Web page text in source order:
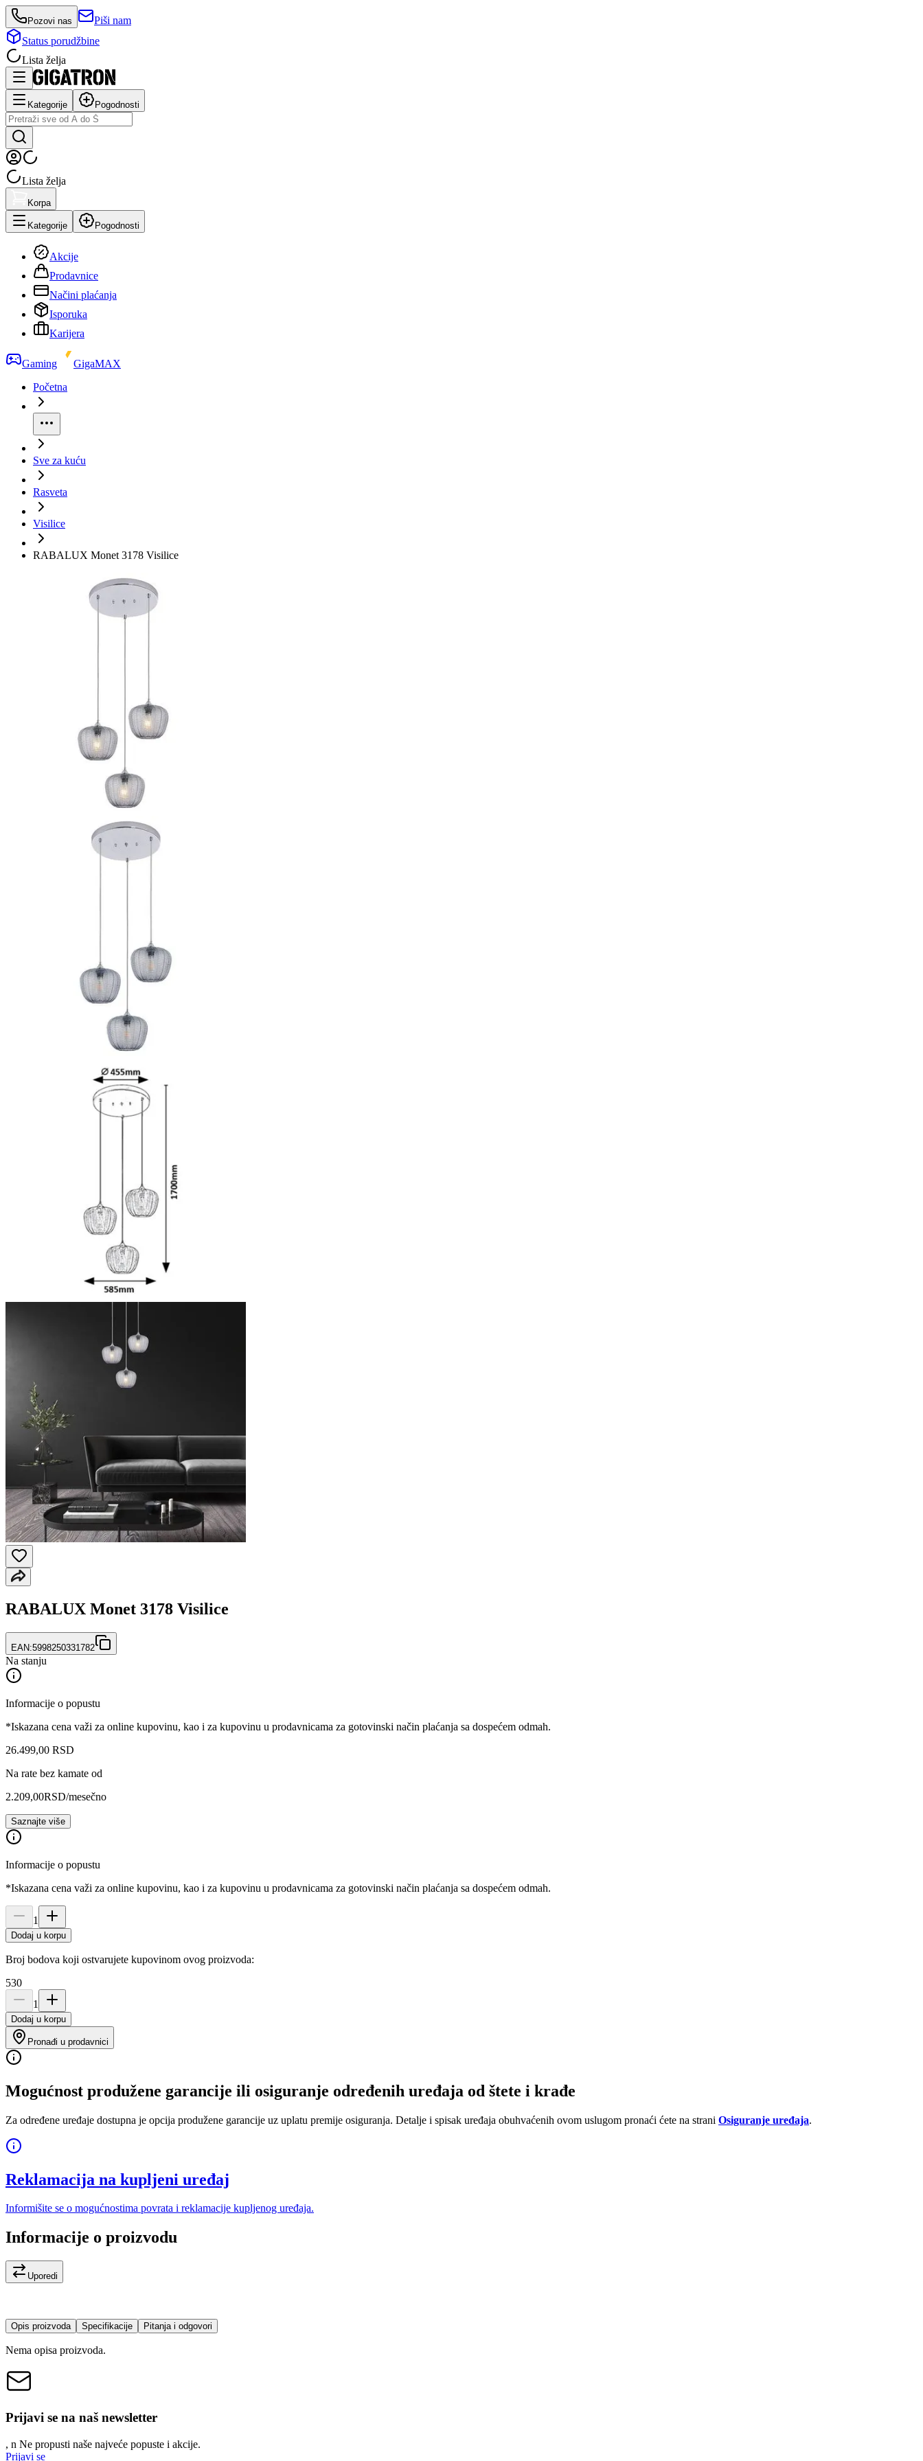
Pozovi nas
Piši nam
Status porudžbine
Lista želja
Kategorije Pogodnosti
Lista želja
Korpa
Kategorije Pogodnosti
Akcije
Prodavnice
Načini plaćanja
Isporuka
Karijera
Gaming
GigaMAX
Početna
Sve za kuću
Rasveta
Visilice
RABALUX Monet 3178 Visilice
RABALUX Monet 3178 Visilice
EAN:5998250331782
Na stanju
Informacije o popustu
*Iskazana cena važi za online kupovinu, kao i za kupovinu u prodavnicama za gotovinski način plaćanja sa dospećem odmah.
26.499,00 RSD
Na rate bez kamate od
2.209,00RSD/mesečno
Saznajte više
Informacije o popustu
*Iskazana cena važi za online kupovinu, kao i za kupovinu u prodavnicama za gotovinski način plaćanja sa dospećem odmah.
1
Dodaj u korpu
Broj bodova koji ostvarujete kupovinom ovog proizvoda:
530
1
Dodaj u korpu
Pronađi u prodavnici
Mogućnost produžene garancije ili osiguranje određenih uređaja od štete i krađe
Za određene uređaje dostupna je opcija produžene garancije uz uplatu premije osiguranja. Detalje i spisak uređaja obuhvaćenih ovom uslugom pronaći ćete na strani Osiguranje uređaja.
Reklamacija na kupljeni uređaj
Informišite se o mogućnostima povrata i reklamacije kupljenog uređaja.
Informacije o proizvodu
Uporedi
Opis proizvoda Specifikacije Pitanja i odgovori
Nema opisa proizvoda.
Prijavi se na naš newsletter
, n Ne propusti naše najveće popuste i akcije.
Prijavi se